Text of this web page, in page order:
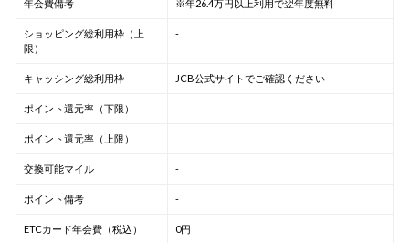
年会費備考 ※年26.4万円以上利用で翌年度無料
ショッピング総利用枠（上
限）
-
キャッシング総利用枠 JCB公式サイトでご確認ください
ポイント還元率（下限）
ポイント還元率（上限）
交換可能マイル -
ポイント備考 -
ETCカード年会費（税込） 0円